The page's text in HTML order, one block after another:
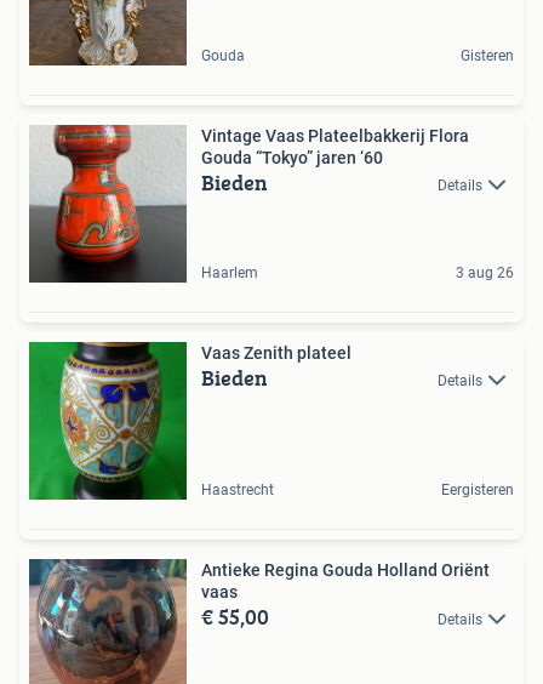
Gouda Gisteren
Vintage Vaas Plateelbakkerij Flora
Gouda “Tokyo” jaren ‘60
Bieden Details
Haarlem 3 aug 26
Vaas Zenith plateel
Bieden Details
Haastrecht Eergisteren
Antieke Regina Gouda Holland Oriënt
vaas
€ 55,00 Details